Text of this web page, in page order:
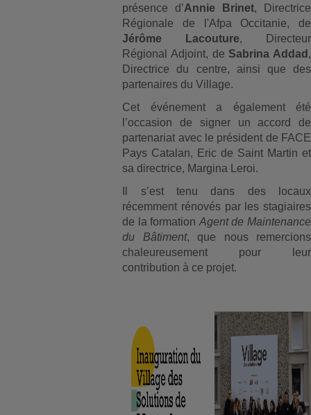
présence d’Annie Brinet, Directrice
Régionale de l'Afpa Occitanie, de
Jérôme Lacouture, Directeur
Régional Adjoint, de Sabrina Addad ,
Directrice du centre, ainsi que des
partenaires du Village.
Cet événement a également été
l’occasion de signer un accord de
partenariat avec le président de FACE
Pays Catalan, Eric de Saint Martin et
sa directrice, Margina Leroi.
Il s’est tenu dans des locaux
récemment rénovés par les stagiaires
de la formationAgent de Maintenance
du Bâtiment, que nous remercions
chaleureusement pour leur
contribution à ce projet.